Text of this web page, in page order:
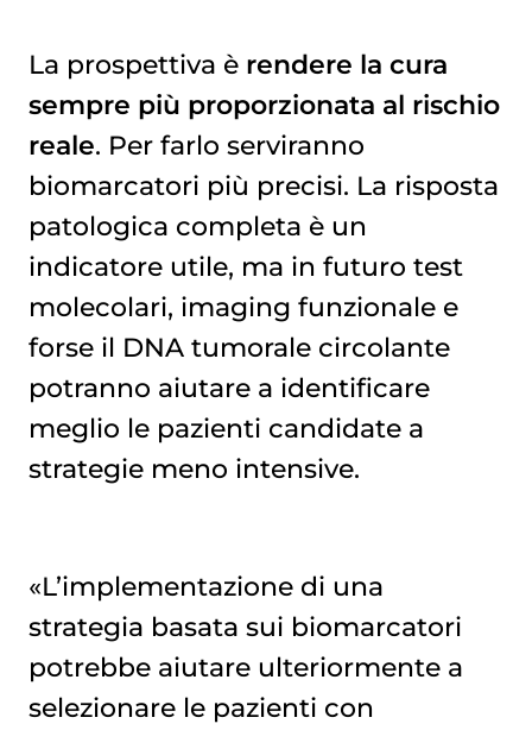
La prospettiva è rendere la cura
sempre più proporzionata al rischio
reale. Per farlo serviranno
biomarcatori più precisi. La risposta
patologica completa è un
indicatore utile, ma in futuro test
molecolari, imaging funzionale e
forse il DNA tumorale circolante
potranno aiutare a identificare
meglio le pazienti candidate a
strategie meno intensive.
«L’implementazione di una
strategia basata sui biomarcatori
potrebbe aiutare ulteriormente a
selezionare le pazienti con